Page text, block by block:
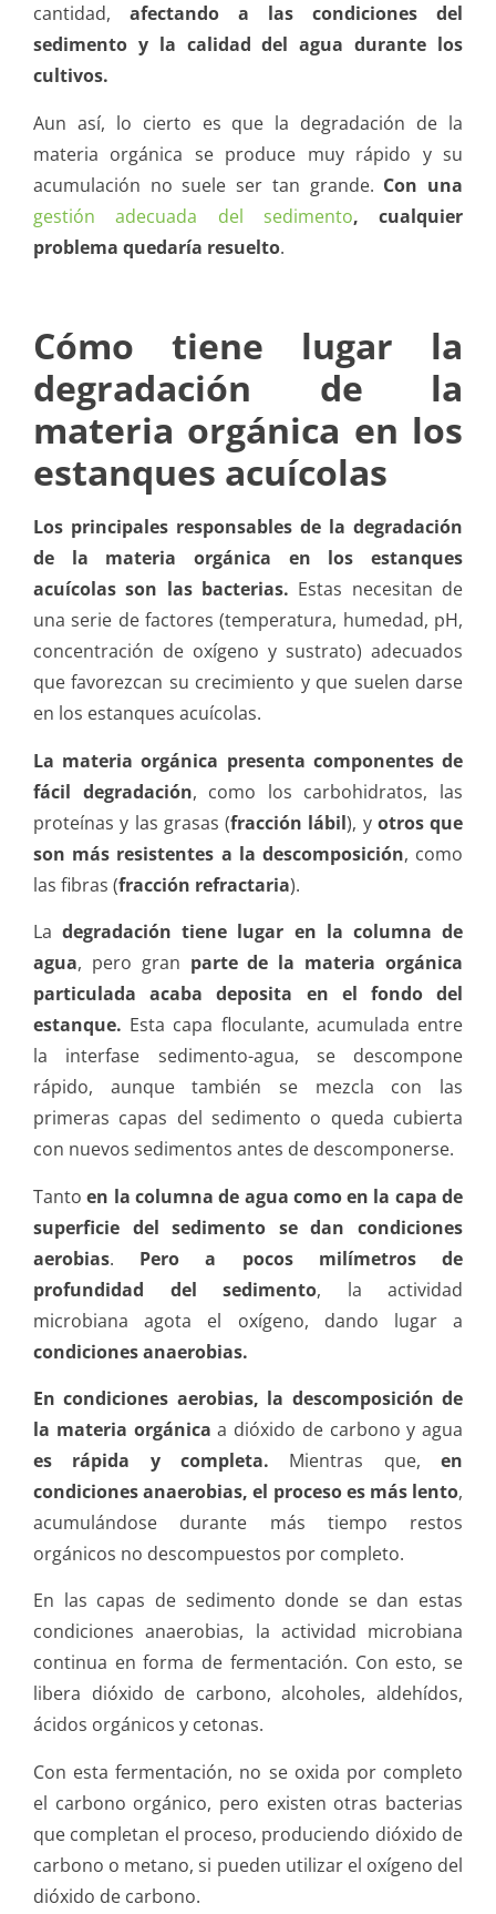
cantidad, afectando a las condiciones del
sedimento y la calidad del agua durante los
cultivos.
Aun así, lo cierto es que la degradación de la
materia orgánica se produce muy rápido y su
acumulación no suele ser tan grande. Con una
gestión adecuada del sedimento, cualquier
problema quedaría resuelto.
Cómo tiene lugar la
degradación de la
materia orgánica en los
estanques acuícolas
Los principales responsables de la degradación
de la materia orgánica en los estanques
acuícolas son las bacterias. Estas necesitan de
una serie de factores (temperatura, humedad, pH,
concentración de oxígeno y sustrato) adecuados
que favorezcan su crecimiento y que suelen darse
en los estanques acuícolas.
La materia orgánica presenta componentes de
fácil degradación, como los carbohidratos, las
proteínas y las grasas (fracción lábil), y otros que
son más resistentes a la descomposición, como
las fibras (fracción refractaria).
Ladegradación tiene lugar en la columna de
agua, pero gran parte de la materia orgánica
particulada acaba deposita en el fondo del
estanque. Esta capa floculante, acumulada entre
la interfase sedimento-agua, se descompone
rápido, aunque también se mezcla con las
primeras capas del sedimento o queda cubierta
con nuevos sedimentos antes de descomponerse.
Tantoen la columna de agua como en la capa de
superficie del sedimento se dan condiciones
aerobias. Pero a pocos milímetros de
profundidad del sedimento, la actividad
microbiana agota el oxígeno, dando lugar a
condiciones anaerobias.
En condiciones aerobias, la descomposición de
la materia orgánica a dióxido de carbono y agua
es rápida y completa. Mientras que, en
condiciones anaerobias, el proceso es más lento,
acumulándose durante más tiempo restos
orgánicos no descompuestos por completo.
En las capas de sedimento donde se dan estas
condiciones anaerobias, la actividad microbiana
continua en forma de fermentación. Con esto, se
libera dióxido de carbono, alcoholes, aldehídos,
ácidos orgánicos y cetonas.
Con esta fermentación, no se oxida por completo
el carbono orgánico, pero existen otras bacterias
que completan el proceso, produciendo dióxido de
carbono o metano, si pueden utilizar el oxígeno del
dióxido de carbono.